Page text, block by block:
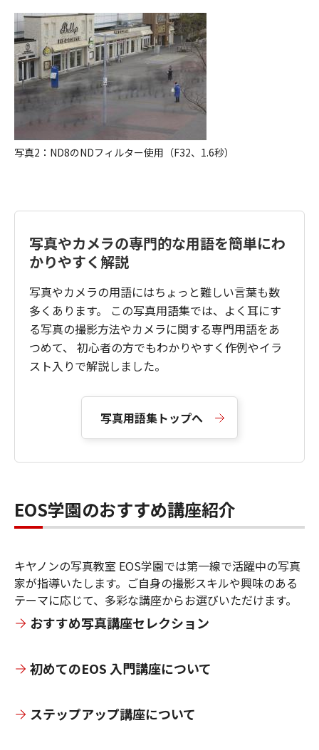
写真2：ND8のNDフィルター使用（F32、1.6秒）
写真やカメラの専門的な用語を簡単にわ
かりやすく解説
写真やカメラの用語にはちょっと難しい言葉も数
多くあります。 この写真用語集では、よく耳にす
る写真の撮影方法やカメラに関する専門用語をあ
つめて、 初心者の方でもわかりやすく作例やイラ
スト入りで解説しました。
写真用語集トップへ
EOS学園のおすすめ講座紹介
キヤノンの写真教室 EOS学園では第一線で活躍中の写真
家が指導いたします。ご自身の撮影スキルや興味のある
テーマに応じて、多彩な講座からお選びいただけます。
おすすめ写真講座セレクション
初めてのEOS 入門講座について
ステップアップ講座について